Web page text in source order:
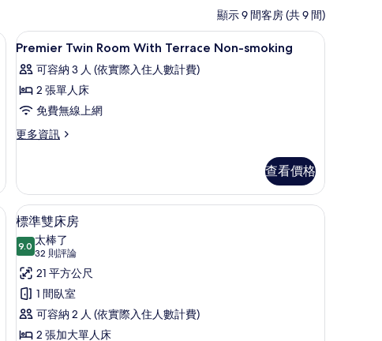
顯示 9 間客房 (共 9 間)
、筆電工作空間
顯
示
Premier
Twin
Room
With
smoking
的
所
有
相
片
高級寢具、舒適加層、客房內保險箱、筆電工
1
Premier Twin Room With Terrace Non-smoking
可容納 3 人 (依實際入住人數計費)
2 張單人床
免費無線上網
更多資訊
更
Room
With
Terrace
Non-
smoking
詳
情
查看價格
客房內保險箱、筆電工作空間
顯
示
標
準
雙
床
房
標準雙床房 | 高級寢具、舒適加層、客房內保
6
標準雙床房
9.09.0 分，滿分 10 分
太棒了
32 則評論
(32
則
評
論)
21 平方公尺
1 間臥室
可容納 2 人 (依實際入住人數計費)
2 張加大單人床